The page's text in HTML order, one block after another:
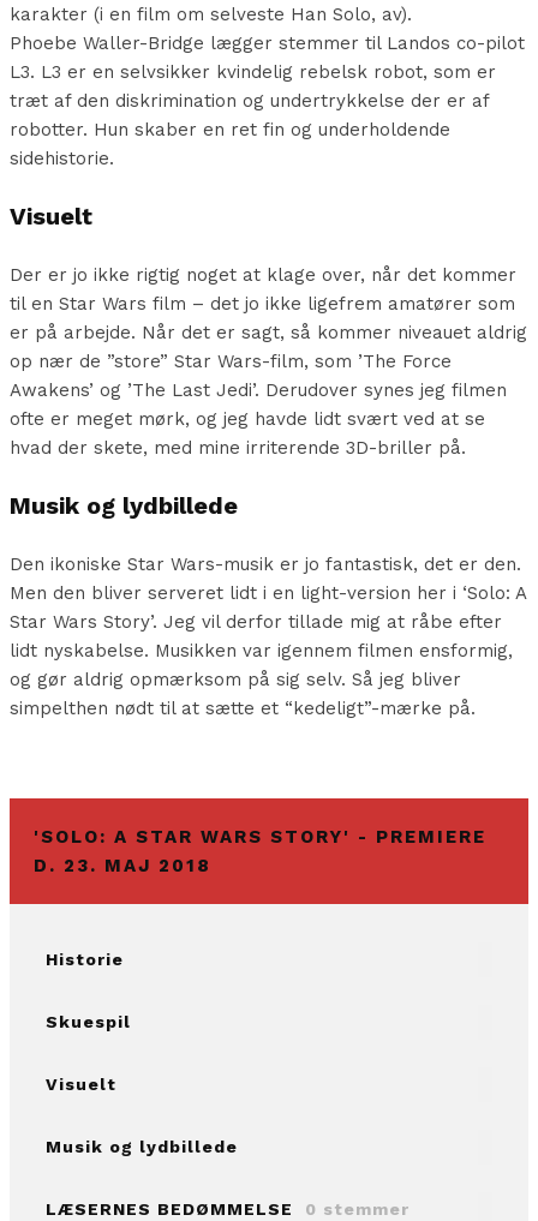
karakter (i en film om selveste Han Solo, av).
Phoebe Waller-Bridge lægger stemmer til Landos co-pilot
L3. L3 er en selvsikker kvindelig rebelsk robot, som er
træt af den diskrimination og undertrykkelse der er af
robotter. Hun skaber en ret fin og underholdende
sidehistorie.
Visuelt
Der er jo ikke rigtig noget at klage over, når det kommer
til en Star Wars film – det jo ikke ligefrem amatører som
er på arbejde. Når det er sagt, så kommer niveauet aldrig
op nær de ”store” Star Wars-film, som ’The Force
Awakens’ og ’The Last Jedi’. Derudover synes jeg filmen
ofte er meget mørk, og jeg havde lidt svært ved at se
hvad der skete, med mine irriterende 3D-briller på.
Musik og lydbillede
Den ikoniske Star Wars-musik er jo fantastisk, det er den.
Men den bliver serveret lidt i en light-version her i ‘Solo: A
Star Wars Story’. Jeg vil derfor tillade mig at råbe efter
lidt nyskabelse. Musikken var igennem filmen ensformig,
og gør aldrig opmærksom på sig selv. Så jeg bliver
simpelthen nødt til at sætte et “kedeligt”-mærke på.
'SOLO: A STAR WARS STORY' - PREMIERE
D. 23. MAJ 2018
Historie
Skuespil
Visuelt
Musik og lydbillede
LÆSERNES BEDØMMELSE 0 stemmer